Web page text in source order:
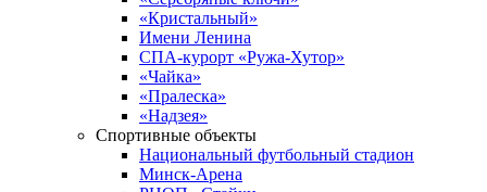
«Кристальный»
Имени Ленина
СПА-курорт «Ружа-Хутор»
«Чайка»
«Пралеска»
«Надзея»
Спортивные объекты
Национальный футбольный стадион
Минск-Арена